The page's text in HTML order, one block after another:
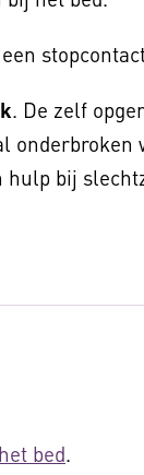
. De zelf
hulp bij
bed.